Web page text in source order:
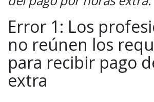
Error 1: Los
no reúnen los
para recibir pago
extra